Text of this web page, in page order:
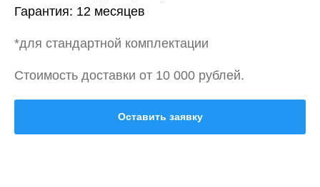
Гарантия: 12 месяцев
*для стандартной комплектации
Стоимость доставки от 10 000 рублей.
Оставить заявку